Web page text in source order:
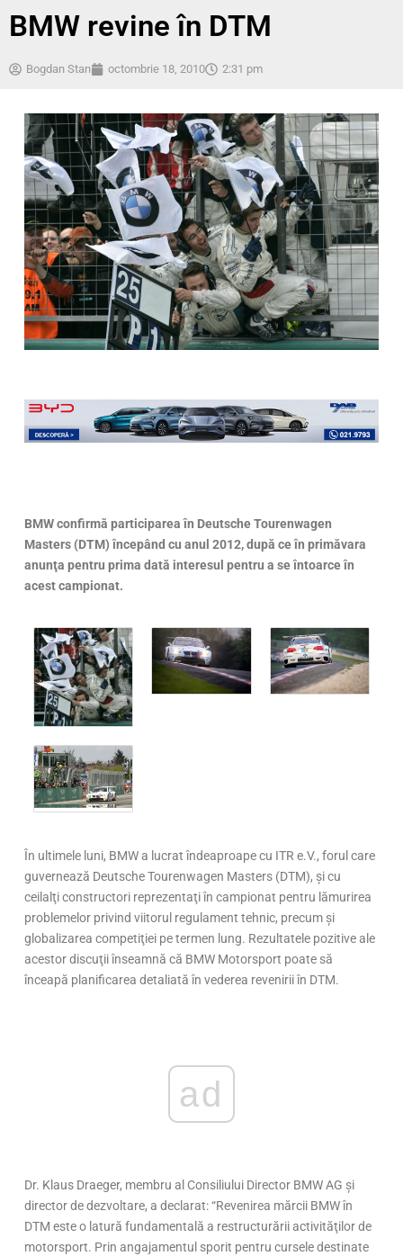
BMW revine în DTM
Bogdan Stan octombrie 18, 2010 2:31 pm
BMW confirmă participarea în Deutsche Tourenwagen
Masters (DTM) începând cu anul 2012, după ce în primăvara
anunţa pentru prima dată interesul pentru a se întoarce în
acest campionat.
În ultimele luni, BMW a lucrat îndeaproape cu ITR e.V., forul care
guvernează Deutsche Tourenwagen Masters (DTM), şi cu
ceilalţi constructori reprezentaţi în campionat pentru lămurirea
problemelor privind viitorul regulament tehnic, precum şi
globalizarea competiţiei pe termen lung. Rezultatele pozitive ale
acestor discuţii înseamnă că BMW Motorsport poate să
înceapă planificarea detaliată în vederea revenirii în DTM.
ad
Dr. Klaus Draeger, membru al Consiliului Director BMW AG şi
director de dezvoltare, a declarat: “Revenirea mărcii BMW în
DTM este o latură fundamentală a restructurării activităţilor de
motorsport. Prin angajamentul sporit pentru cursele destinate